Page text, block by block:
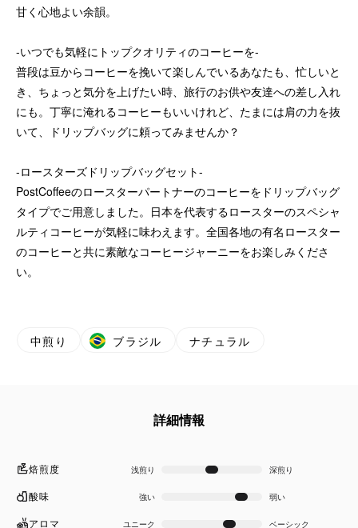
甘く心地よい余韻。
-いつでも気軽にトップクオリティのコーヒーを-
普段は豆からコーヒーを挽いて楽しんでいるあなたも、忙しいと
き、ちょっと気分を上げたい時、旅行のお供や友達への差し入れ
にも。丁寧に淹れるコーヒーもいいけれど、たまには肩の力を抜
いて、ドリップバッグに頼ってみませんか？
-ロースターズドリップバッグセット-
PostCoffeeのロースターパートナーのコーヒーをドリップバッグ
タイプでご用意しました。日本を代表するロースターのスペシャ
ルティコーヒーが気軽に味わえます。全国各地の有名ロースター
のコーヒーと共に素敵なコーヒージャーニーをお楽しみくださ
い。
中煎り ブラジル ナチュラル
詳細情報
焙煎度 浅煎り 深煎り
酸味 強い 弱い
アロマ ユニーク ベーシック